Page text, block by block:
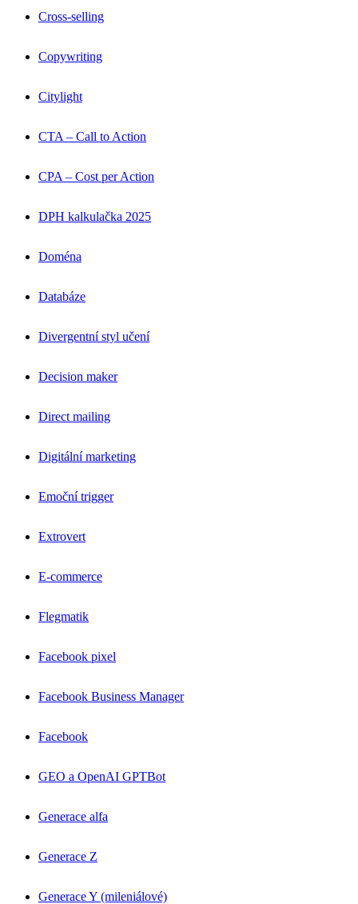
Cross-selling
Copywriting
Citylight
CTA – Call to Action
CPA – Cost per Action
DPH kalkulačka 2025
Doména
Databáze
Divergentní styl učení
Decision maker
Direct mailing
Digitální marketing
Emoční trigger
Extrovert
E-commerce
Flegmatik
Facebook pixel
Facebook Business Manager
Facebook
GEO a OpenAI GPTBot
Generace alfa
Generace Z
Generace Y (mileniálové)